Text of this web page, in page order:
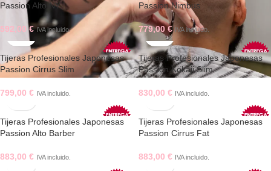
Passion Alto NY
592,00€ IVA incluido.
Passion Nimbus
779,00€ IVA incluido.
Tijeras Profesionales Japonesas
Passion Cirrus Slim
799,00 € IVA incluido.
Tijeras Profesionales Japonesas
Passion Kokaji Slim
830,00 € IVA incluido.
Tijeras Profesionales Japonesas
Passion Alto Barber
883,00 € IVA incluido.
Tijeras Profesionales Japonesas
Passion Cirrus Fat
883,00 € IVA incluido.